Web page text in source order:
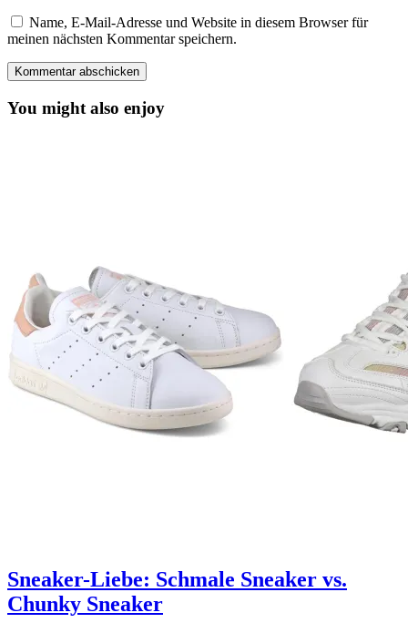
Name, E-Mail-Adresse und Website in diesem Browser für
meinen nächsten Kommentar speichern.
You might also enjoy
Sneaker-Liebe: Schmale Sneaker vs.
Chunky Sneaker